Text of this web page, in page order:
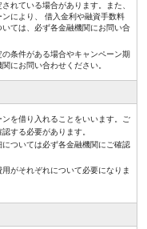
れている場合があります。また、
により、 借入金利や融資手数料
ては、必ず各金融機関にお問い合
条件がある場合やキャンペーン期
にお問い合わせください。
ンを借り入れることをいいます。ご
する必要があります。
ついては必ず各金融機関にご確認
がそれぞれについて必要になりま